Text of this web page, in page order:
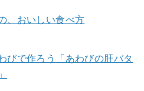
、おいしい食べ方
びで作ろう「あわびの肝バタ